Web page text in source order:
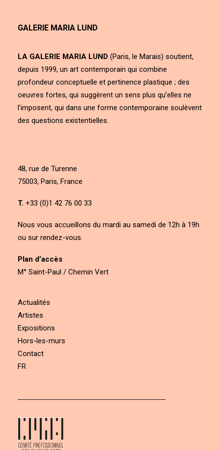
GALERIE MARIA LUND
LA GALERIE MARIA LUND (Paris, le Marais) soutient,
depuis 1999, un art contemporain qui combine
profondeur conceptuelle et pertinence plastique ; des
oeuvres fortes, qui suggèrent un sens plus qu’elles ne
l’imposent, qui dans une forme contemporaine soulèvent
des questions existentielles.
48, rue de Turenne
75003, Paris, France
T. +33 (0)1 42 76 00 33
Nous vous accueillons du mardi au samedi de 12h à 19h
ou sur rendez-vous.
Plan d’accès
M° Saint-Paul / Chemin Vert
Actualités
Artistes
Expositions
Hors-les-murs
Contact
FR